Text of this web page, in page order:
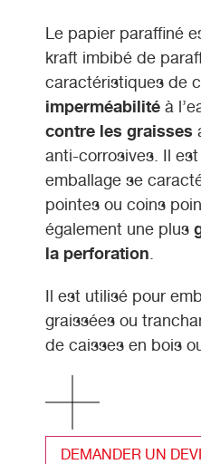
Le papier paraffiné
kraft imbibé de
caractéristiques de
imperméabilité à
contre les graisses
anti-corrosives. Il
emballage se
pointes ou coins
également une plus
la perforation
Il est utilisé pour
graissées ou
de caisses en bois
DEMANDER UN